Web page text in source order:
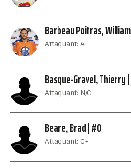
Barbeau Poitras, William
Attaquant: A
Basque-Gravel, Thierry
Attaquant: N/C
Beare, Brad #0
Attaquant: C+